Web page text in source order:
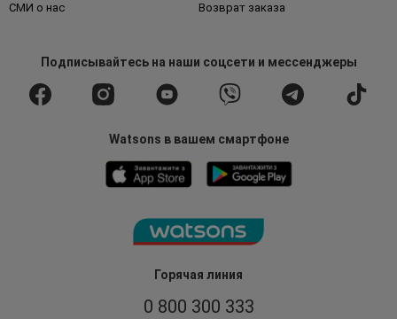
Горячая линия
0 800 300 333
СМИ о нас Возврат заказа
Подписывайтесьна наши соцсети и мессенджеры
Watsons в вашем смартфоне